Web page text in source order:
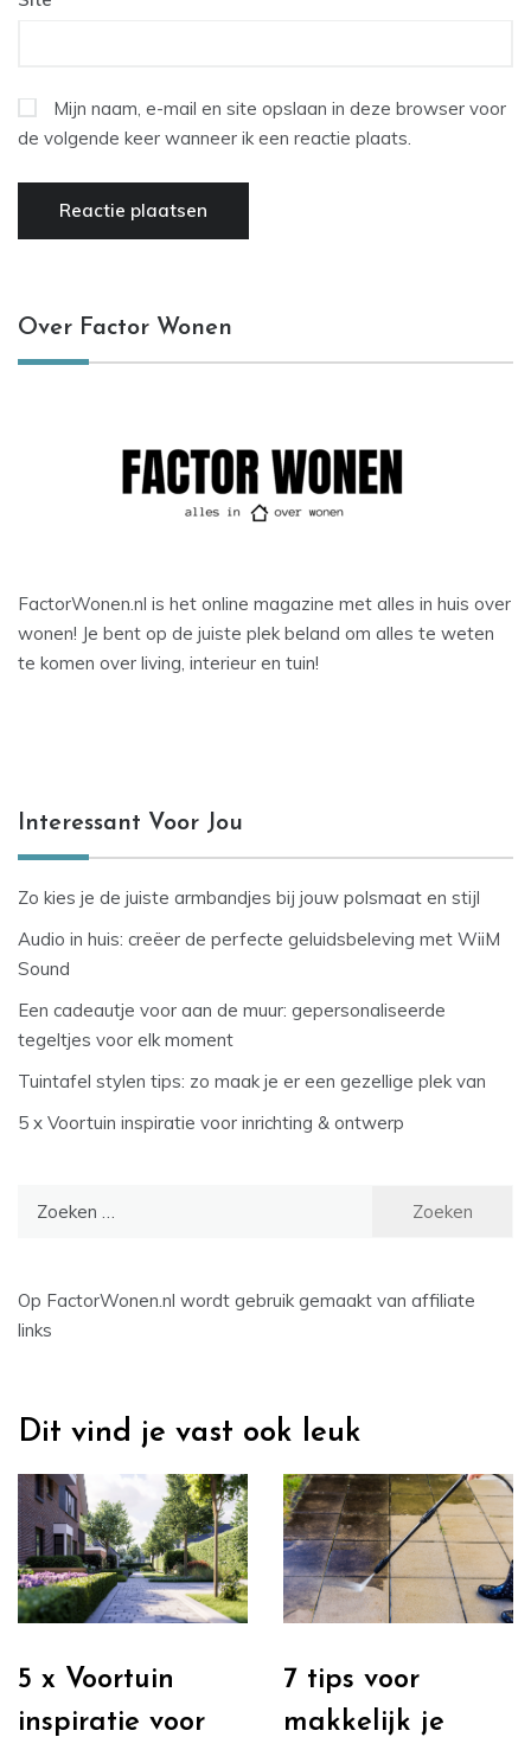
Mijn naam, e-mail en site opslaan in deze browser voor
de volgende keer wanneer ik een reactie plaats.
Over Factor Wonen
FactorWonen.nl is het online magazine met alles in huis over
wonen! Je bent op de juiste plek beland om alles te weten
te komen over living, interieur en tuin!
Interessant Voor Jou
Zo kies je de juiste armbandjes bij jouw polsmaat en stijl
Audio in huis: creëer de perfecte geluidsbeleving met WiiM
Sound
Een cadeautje voor aan de muur: gepersonaliseerde
tegeltjes voor elk moment
Tuintafel stylen tips: zo maak je er een gezellige plek van
5 x Voortuin inspiratie voor inrichting & ontwerp
Op FactorWonen.nl wordt gebruik gemaakt van affiliate
links
Dit vind je vast ook leuk
5 x Voortuin
inspiratie voor
7 tips voor
makkelijk je